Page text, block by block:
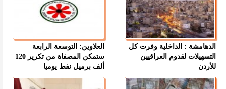
الدهامشة : الداخلية وفرت كل
التسهيلات لقدوم العراقيين
للأردن
العلاوين: التوسعة الرابعة
ستمكن المصفاة من تكرير 120
ألف برميل نفط يوميا